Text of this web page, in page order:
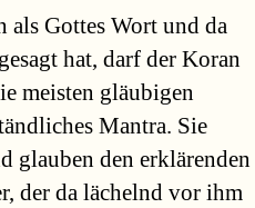
Gottes Wort und da
hat, darf der Koran
meisten gläubigen
Mantra. Sie
glauben den erklärenden
der da lächelnd vor ihm